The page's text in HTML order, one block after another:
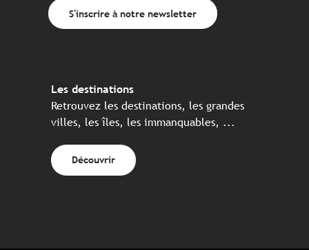
S'inscrire à notre newsletter
Les destinations
Retrouvez les destinations, les grandes
villes, les îles, les immanquables, ...
Découvrir